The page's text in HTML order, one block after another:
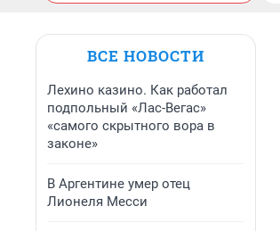
ВСЕ НОВОСТИ
Лехино казино. Как работал
подпольный «Лас-Вегас»
«самого скрытного вора в
законе»
В Аргентине умер отец
Лионеля Месси